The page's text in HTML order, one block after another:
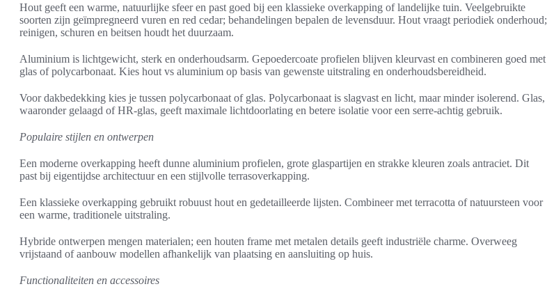
Hout geeft een warme, natuurlijke sfeer en past goed bij een klassieke overkapping of landelijke tuin. Veelgebruikte
soorten zijn geïmpregneerd vuren en red cedar; behandelingen bepalen de levensduur. Hout vraagt periodiek onderhoud;
reinigen, schuren en beitsen houdt het duurzaam.
Aluminium is lichtgewicht, sterk en onderhoudsarm. Gepoedercoate profielen blijven kleurvast en combineren goed met
glas of polycarbonaat. Kies hout vs aluminium op basis van gewenste uitstraling en onderhoudsbereidheid.
Voor dakbedekking kies je tussen polycarbonaat of glas. Polycarbonaat is slagvast en licht, maar minder isolerend. Glas,
waaronder gelaagd of HR-glas, geeft maximale lichtdoorlating en betere isolatie voor een serre-achtig gebruik.
Populaire stijlen en ontwerpen
Een moderne overkapping heeft dunne aluminium profielen, grote glaspartijen en strakke kleuren zoals antraciet. Dit
past bij eigentijdse architectuur en een stijlvolle terrasoverkapping.
Een klassieke overkapping gebruikt robuust hout en gedetailleerde lijsten. Combineer met terracotta of natuursteen voor
een warme, traditionele uitstraling.
Hybride ontwerpen mengen materialen; een houten frame met metalen details geeft industriële charme. Overweeg
vrijstaand of aanbouw modellen afhankelijk van plaatsing en aansluiting op huis.
Functionaliteiten en accessoires